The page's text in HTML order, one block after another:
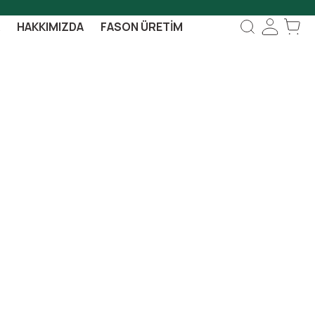
HAKKIMIZDA
FASON ÜRETIM